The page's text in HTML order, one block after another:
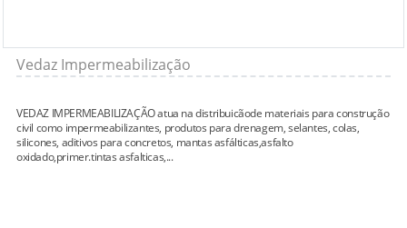
Vedaz Impermeabilização
VEDAZ IMPERMEABILIZAÇÃO atua na distribuicãode materiais para construção
civil como impermeabilizantes, produtos para drenagem, selantes, colas,
silicones, aditivos para concretos, mantas asfálticas,asfalto
oxidado,primer.tintas asfalticas,...